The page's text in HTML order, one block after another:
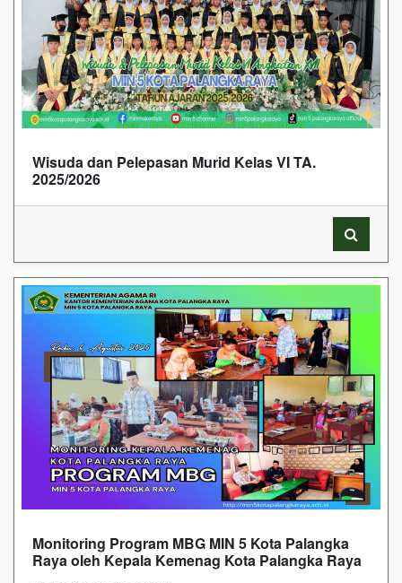
Wisuda dan Pelepasan Murid Kelas VI TA.
2025/2026
Monitoring Program MBG MIN 5 Kota Palangka
Raya oleh Kepala Kemenag Kota Palangka Raya